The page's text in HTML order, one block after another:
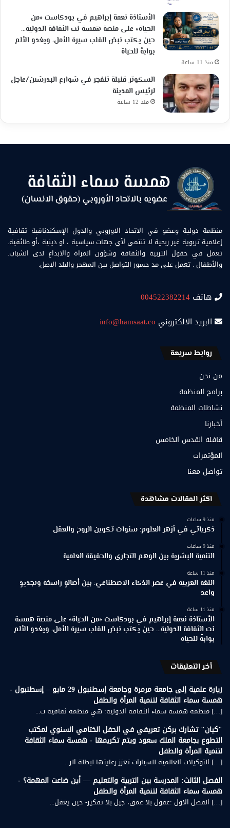
الأستاذة نعمة إبراهيم في بودكاست «من
الحياة» على منصة همسة نت الثقافة الدولية…
حين يكتب نبض القلب سيرة الأمل، ويغدو الألم
بوابةً للحياة
منذ 11 ساعة
السكوتر قنبلة تنفجر في شوارع البدرشين/عاجل
لرئيس المدينة
منذ 12 ساعة
منظمة دولية وعضو في الاتحاد الاوروبي والدول الإسكندنافية ثقافية
إعلامية تربوية غير ربحية لا تنتمي لأي جهات سياسية ، او دينية ،أو طائفية.
تعمل في حقول التربية والثقافة وشؤون المراة والابداع لدى الشباب.
والأطفال . تعمل على مد جسور التواصل بين المهجر والبلد الاصل.
هاتف 004522382214
البريد الالكتروني info@hamsaat.co
روابط سريعة
من نحن
برامج المنظمة
نشاطات المنظمة
أخبارنا
قافلة القدس الخامس
المؤتمرات
تواصل معنا
اكثر المقالات مشاهدة
منذ 9 ساعات
ذكرياتي في أزهر العلوم: سنوات تكوين الروح والعقل
منذ 9 ساعات
التنمية البشرية بين الوهم التجاري والحقيقة العلمية
منذ 11 ساعة
اللغة العربية في عصر الذكاء الاصطناعي: بين أصالةٍ راسخة وتجديدٍ
واعد
منذ 11 ساعة
الأستاذة نعمة إبراهيم في بودكاست «من الحياة» على منصة همسة
نت الثقافة الدولية… حين يكتب نبض القلب سيرة الأمل، ويغدو الألم
بوابةً للحياة
أخر التعليقات
زيارة علمية إلى جامعة مرمرة وجامعة إسطنبول 29 مايو – إسطنبول -
همسة سماء الثقافة لتنمية المرأة والطفل
[…] منظمة همسة سماء الثقافة الدولية: هي منظمة ثقافية ت...
"كيان" تشارك بركن تعريفي في الحفل الختامي السنوي لمكتب
التطوع بجامعة الملك سعود ويتم تكريمها - همسة سماء الثقافة
لتنمية المرأة والطفل
[…] التوكيلات العالمية للسيارات تعزز رعايتها لبطلة الر...
الفصل الثالث: المدرسة بين التربية والتعليم — أين ضاعت المهمة؟ -
همسة سماء الثقافة لتنمية المرأة والطفل
[…] الفصل الاول :عقول بلا عمق، جيل بلا تفكير- حين يغفل...